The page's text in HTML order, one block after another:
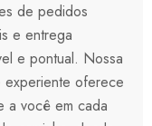
de pedidos
e entrega
e pontual. Nossa
experiente oferece
a você em cada